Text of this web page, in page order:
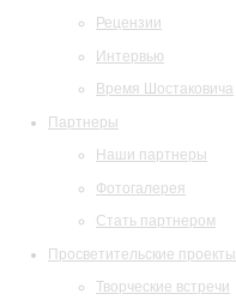
Рецензии
Интервью
Время Шостаковича
Партнеры
Наши партнеры
Фотогалерея
Стать партнером
Просветительские проекты
Творческие встречи